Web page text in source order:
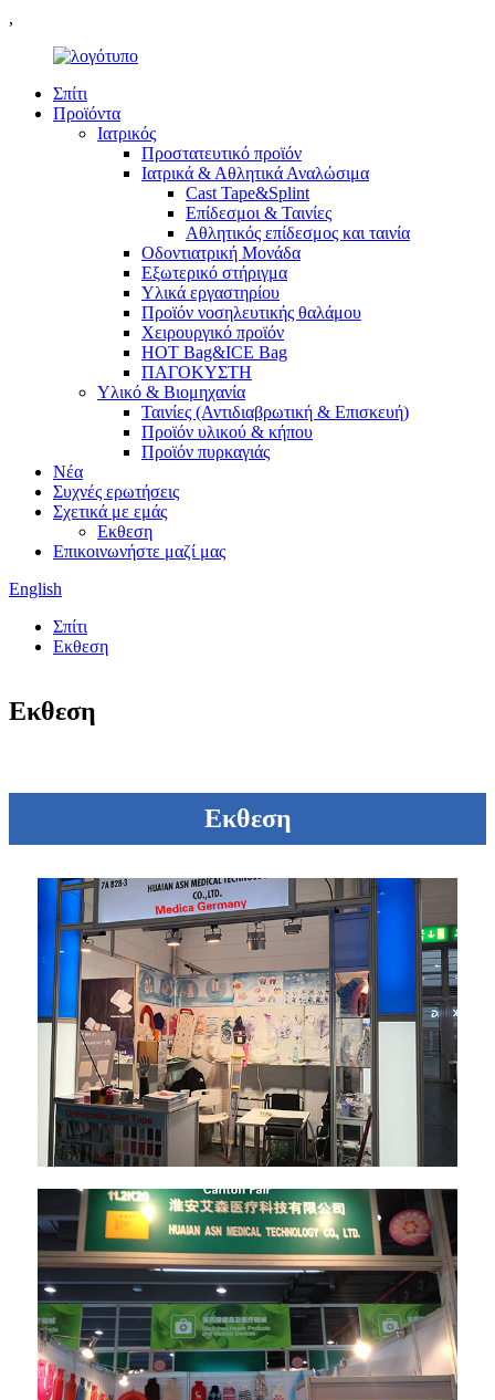
,
Σπίτι
Προϊόντα
Ιατρικός
Προστατευτικό προϊόν
Ιατρικά & Αθλητικά Αναλώσιμα
Cast Tape&Splint
Επίδεσμοι & Ταινίες
Αθλητικός επίδεσμος και ταινία
Οδοντιατρική Μονάδα
Εξωτερικό στήριγμα
Υλικά εργαστηρίου
Προϊόν νοσηλευτικής θαλάμου
Χειρουργικό προϊόν
HOT Bag&ICE Bag
ΠΑΓΟΚΥΣΤΗ
Υλικό & Βιομηχανία
Ταινίες (Αντιδιαβρωτική & Επισκευή)
Προϊόν υλικού & κήπου
Προϊόν πυρκαγιάς
Νέα
Συχνές ερωτήσεις
Σχετικά με εμάς
Εκθεση
Επικοινωνήστε μαζί μας
English
Σπίτι
Εκθεση
Εκθεση
Εκθεση